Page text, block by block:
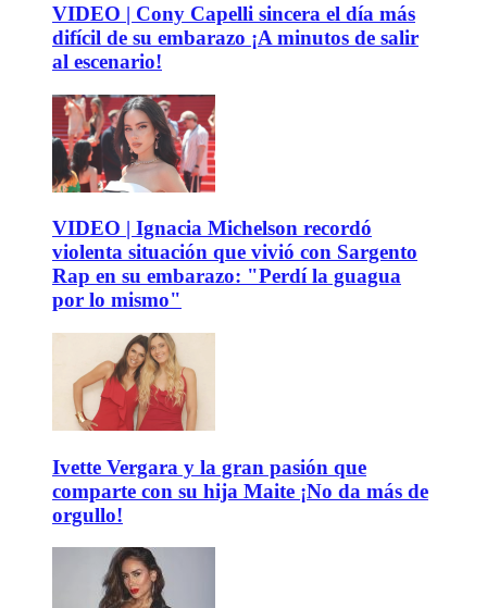
VIDEO | Cony Capelli sincera el día más
difícil de su embarazo ¡A minutos de salir
al escenario!
VIDEO | Ignacia Michelson recordó
violenta situación que vivió con Sargento
Rap en su embarazo: "Perdí la guagua
por lo mismo"
Ivette Vergara y la gran pasión que
comparte con su hija Maite ¡No da más de
orgullo!